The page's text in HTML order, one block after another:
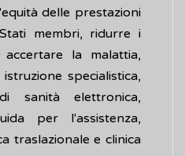
delle prestazioni
membri, ridurre i
la malattia,
specialistica,
sanità elettronica,
per l'assistenza,
traslazionale e clinica